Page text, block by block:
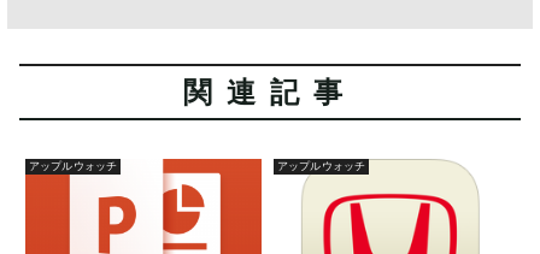
関連記事
アップルウォッチ アップルウォッチ